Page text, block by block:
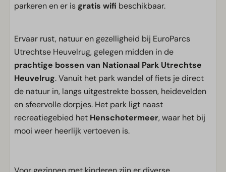
parkeren en er is gratis wifi beschikbaar.
Ervaar rust, natuur en gezelligheid bij EuroParcs
Utrechtse Heuvelrug, gelegen midden in de
prachtige bossen van Nationaal Park Utrechtse
Heuvelrug. Vanuit het park wandel of fiets je direct
de natuur in, langs uitgestrekte bossen, heidevelden
en sfeervolle dorpjes. Het park ligt naast
recreatiegebied het Henschotermeer, waar het bij
mooi weer heerlijk vertoeven is.